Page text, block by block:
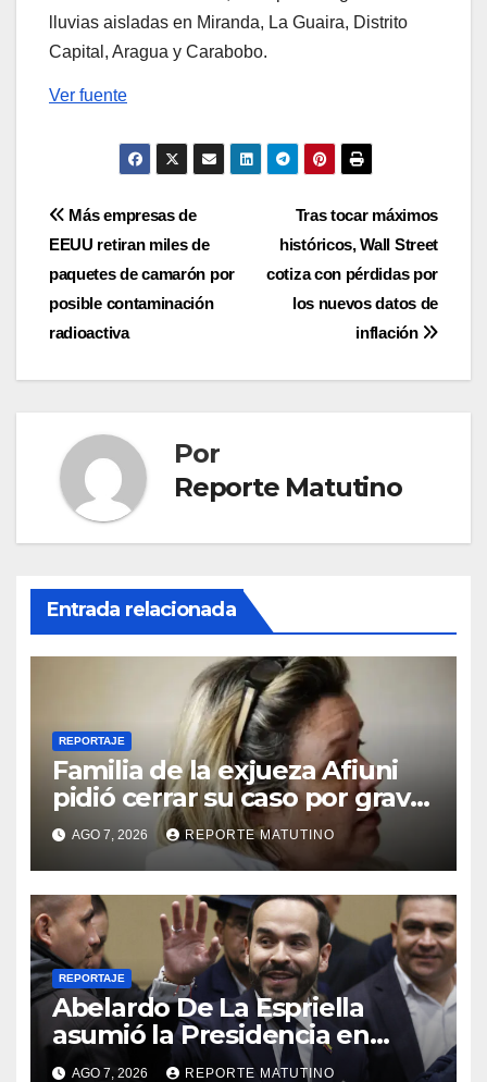
lluvias aisladas en Miranda, La Guaira, Distrito
Capital, Aragua y Carabobo.
Ver fuente
Navegación
de
entradas
Tras tocar máximos
históricos, Wall Street
cotiza con pérdidas por
los nuevos datos de
inflación
Más empresas de
EEUU retiran miles de
paquetes de camarón por
posible contaminación
radioactiva
Por
Reporte Matutino
Entrada relacionada
REPORTAJE
Familia de la exjueza Afiuni
pidió cerrar su caso por grave
enfermedad
AGO 7, 2026 REPORTE MATUTINO
REPORTAJE
Abelardo De La Espriella
asumió la Presidencia en
medio de una polarización
AGO 7, 2026 REPORTE MATUTINO